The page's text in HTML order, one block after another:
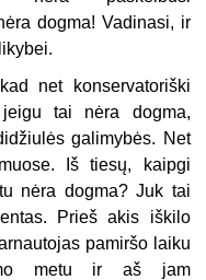
dogma! Vadinasi, ir
net konservatoriški
tai nėra dogma,
galimybės. Net
Iš tiesų, kaipgi
nėra dogma? Juk tai
Prieš akis iškilo
pamiršo laiku
metu ir aš jam